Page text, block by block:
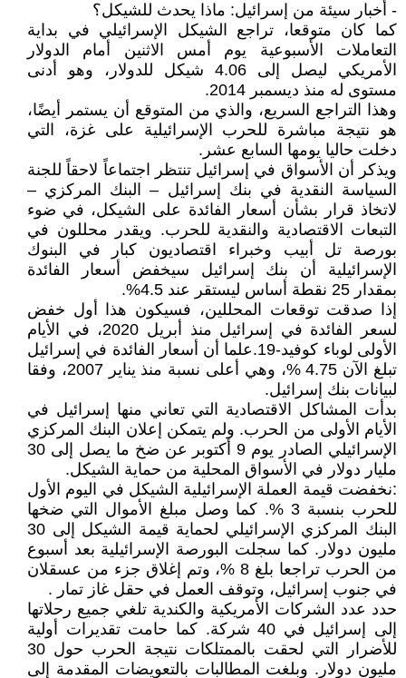
- أخبار سيئة من إسرائيل: ماذا يحدث للشيكل؟
كما كان متوقعا، تراجع الشيكل الإسرائيلي في بداية
التعاملات الأسبوعية يوم أمس الاثنين أمام الدولار
الأمريكي ليصل إلى 4.06 شيكل للدولار، وهو أدنى
مستوى له منذ ديسمبر 2014.
وهذا التراجع السريع، والذي من المتوقع أن يستمر أيضًا،
هو نتيجة مباشرة للحرب الإسرائيلية على غزة، التي
دخلت حاليا يومها السابع عشر.
ويذكر أن الأسواق في إسرائيل تنتظر اجتماعاً لاحقاً للجنة
السياسة النقدية في بنك إسرائيل – البنك المركزي –
لاتخاذ قرار بشأن أسعار الفائدة على الشيكل، في ضوء
التبعات الاقتصادية والنقدية للحرب. ويقدر محللون في
بورصة تل أبيب وخبراء اقتصاديون كبار في البنوك
الإسرائيلية أن بنك إسرائيل سيخفض أسعار الفائدة
بمقدار 25 نقطة أساس ليستقر عند 4.5%.
إذا صدقت توقعات المحللين، فسيكون هذا أول خفض
لسعر الفائدة في إسرائيل منذ أبريل 2020، في الأيام
الأولى لوباء كوفيد-19.علما أن أسعار الفائدة في إسرائيل
تبلغ الآن 4.75 %، وهي أعلى نسبة منذ يناير 2007، وفقا
لبيانات بنك إسرائيل.
بدأت المشاكل الاقتصادية التي تعاني منها إسرائيل في
الأيام الأولى من الحرب. ولم يتمكن إعلان البنك المركزي
الإسرائيلي الصادر يوم 9 أكتوبر عن ضخ ما يصل إلى 30
مليار دولار في الأسواق المحلية من حماية الشيكل.
:نخفضت قيمة العملة الإسرائيلية الشيكل في اليوم الأول
للحرب بنسبة 3 %. كما وصل مبلغ الأموال التي ضخها
البنك المركزي الإسرائيلي لحماية قيمة الشيكل إلى 30
مليون دولار. كما سجلت البورصة الإسرائيلية بعد أسبوع
من الحرب تراجعا بلغ 8 %، وتم إغلاق جزء من عسقلان
في جنوب إسرائيل، وتوقف العمل في حقل غاز تمار .
حدد عدد الشركات الأمريكية والكندية تلغي جميع رحلاتها
إلى إسرائيل في 40 شركة. كما حامت تقديرات أولية
للأضرار التي لحقت بالممتلكات نتيجة الحرب حول 30
مليون دولار. وبلغت المطالبات بالتعويضات المقدمة إلى